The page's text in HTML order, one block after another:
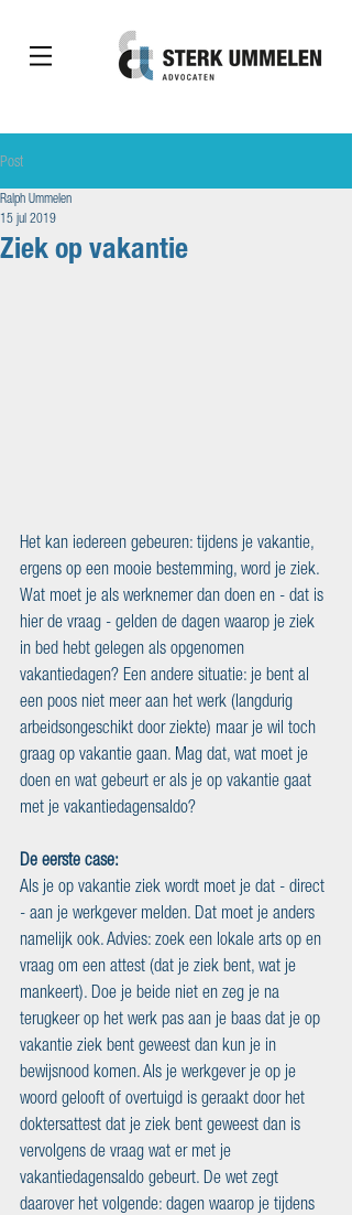
Post
Ziek op vakantie
Ralph Ummelen
15 jul 2019
Het kan iedereen gebeuren: tijdens je vakantie,
ergens op een mooie bestemming, word je ziek.
Wat moet je als werknemer dan doen en - dat is
hier de vraag - gelden de dagen waarop je ziek
in bed hebt gelegen als opgenomen
vakantiedagen? Een andere situatie: je bent al
een poos niet meer aan het werk (langdurig
arbeidsongeschikt door ziekte) maar je wil toch
graag op vakantie gaan. Mag dat, wat moet je
doen en wat gebeurt er als je op vakantie gaat
met je vakantiedagensaldo?
De eerste case:
Als je op vakantie ziek wordt moet je dat - direct
- aan je werkgever melden. Dat moet je anders
namelijk ook. Advies: zoek een lokale arts op en
vraag om een attest (dat je ziek bent, wat je
mankeert). Doe je beide niet en zeg je na
terugkeer op het werk pas aan je baas dat je op
vakantie ziek bent geweest dan kun je in
bewijsnood komen. Als je werkgever je op je
woord gelooft of overtuigd is geraakt door het
doktersattest dat je ziek bent geweest dan is
vervolgens de vraag wat er met je
vakantiedagensaldo gebeurt. De wet zegt
daarover het volgende: dagen waarop je tijdens